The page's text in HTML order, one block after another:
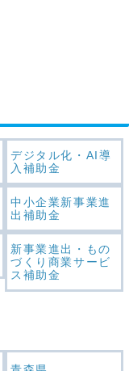
デジタル化・AI導
入補助金
中小企業新事業進
出補助金
新事業進出・もの
づくり商業サービ
ス補助金